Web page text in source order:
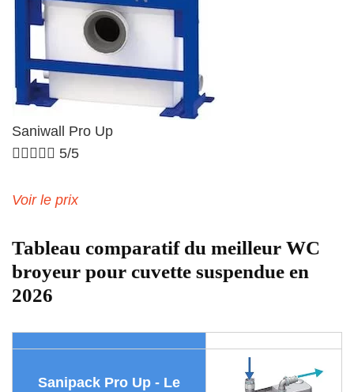
Saniwall Pro Up
     5/5
Voir le prix
Tableau comparatif du meilleur WC
broyeur pour cuvette suspendue en
2026
Sanipack Pro Up - Le